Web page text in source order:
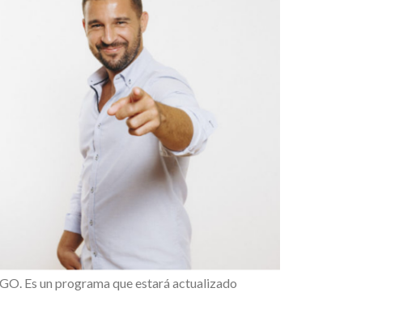
Es un programa que estará actualizado